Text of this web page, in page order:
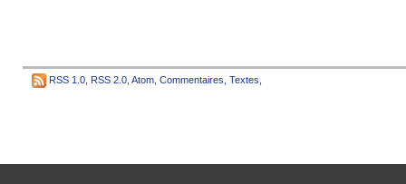
RSS 1.0 RSS 2.0 Atom Commentaires Textes